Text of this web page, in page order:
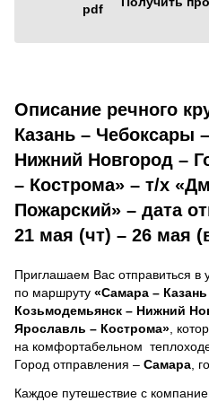
Описание речного
Казань – Чебоксары
Нижний Новгород –
– Кострома» – т/х
Пожарский» – дата
21 мая (чт) – 26 мая
Приглашаем Вас отправиться в
по маршруту «Самара –
Козьмодемьянск – Нижний
Ярославль – Кострома» ,
на комфортабельном
Город отправления – Самара ,
Каждое путешествие с